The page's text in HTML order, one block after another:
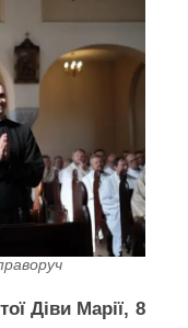
Діви Марії, 8